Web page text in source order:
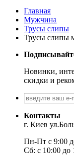
Главная
Мужчина
Трусы слипы
Трусы слипы
Новинки,
скидки и
Контакты
г. Киев
Пн-Пт с 9:00
Сб: с 10:00 до